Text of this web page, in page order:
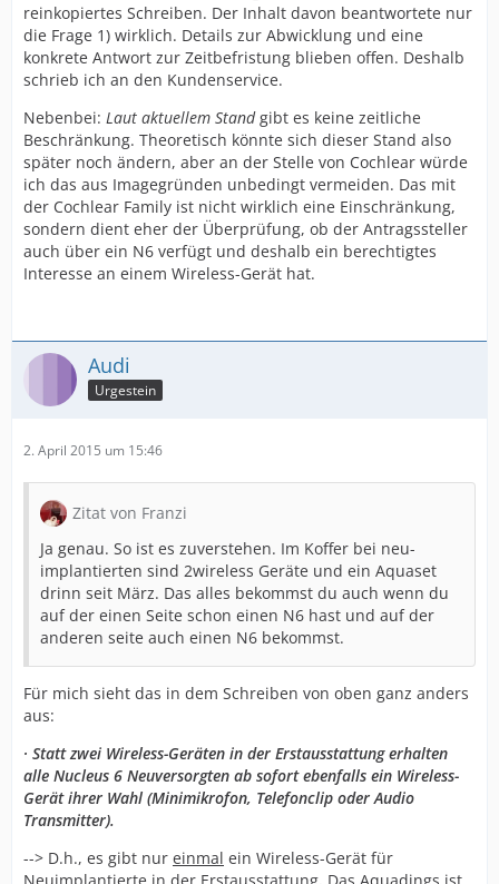
reinkopiertes Schreiben. Der Inhalt davon beantwortete nur
die Frage 1) wirklich. Details zur Abwicklung und eine
konkrete Antwort zur Zeitbefristung blieben offen. Deshalb
schrieb ich an den Kundenservice.
Nebenbei: Laut aktuellem Standgibt es keine zeitliche
Beschränkung. Theoretisch könnte sich dieser Stand also
später noch ändern, aber an der Stelle von Cochlear würde
ich das aus Imagegründen unbedingt vermeiden. Das mit
der Cochlear Family ist nicht wirklich eine Einschränkung,
sondern dient eher der Überprüfung, ob der Antragssteller
auch über ein N6 verfügt und deshalb ein berechtigtes
Interesse an einem Wireless-Gerät hat.
Audi
Urgestein
2. April 2015 um 15:46
Zitat von Franzi
Ja genau. So ist es zuverstehen. Im Koffer bei neu-
implantierten sind 2wireless Geräte und ein Aquaset
drinn seit März. Das alles bekommst du auch wenn du
auf der einen Seite schon einen N6 hast und auf der
anderen seite auch einen N6 bekommst.
Für mich sieht das in dem Schreiben von oben ganz anders
aus:
· Statt zwei Wireless-Geräten in der Erstausstattung erhalten
alle Nucleus 6 Neuversorgten ab sofort ebenfalls ein Wireless-
Gerät ihrer Wahl (Minimikrofon, Telefonclip oder Audio
Transmitter).
--> D.h., es gibt nur einmal ein Wireless-Gerät für
Neuimplantierte in der Erstausstattung. Das Aquadings ist